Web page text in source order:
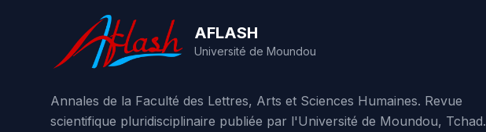
AFLASH
Université de Moundou
Annales de la Faculté des Lettres, Arts et Sciences Humaines. Revue
scientifique pluridisciplinaire publiée par l'Université de Moundou, Tchad.